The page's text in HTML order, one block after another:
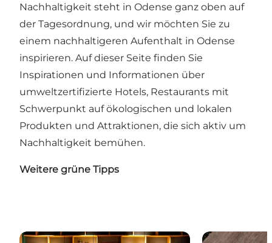
Nachhaltigkeit steht in Odense ganz oben auf
der Tagesordnung, und wir möchten Sie zu
einem nachhaltigeren Aufenthalt in Odense
inspirieren. Auf dieser Seite finden Sie
Inspirationen und Informationen über
umweltzertifizierte Hotels, Restaurants mit
Schwerpunkt auf ökologischen und lokalen
Produkten und Attraktionen, die sich aktiv um
Nachhaltigkeit bemühen.
Weitere grüne Tipps
Zertifizierte Hotels in Odense Zertifizierte